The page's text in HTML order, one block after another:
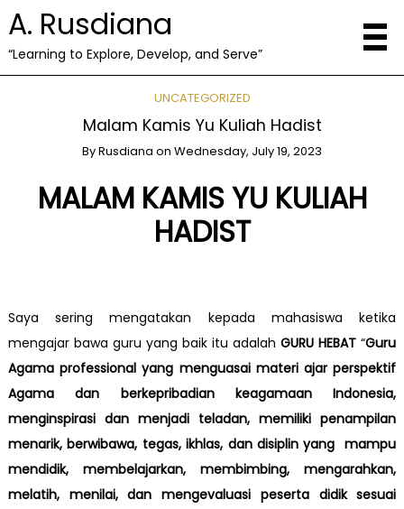
A. Rusdiana
“Learning to Explore, Develop, and Serve”
UNCATEGORIZED
Malam Kamis Yu Kuliah Hadist
ByRusdiana on Wednesday, July 19, 2023
MALAM KAMIS YU KULIAH
HADIST
Saya sering mengatakan kepada mahasiswa ketika
mengajar bawa guru yang baik itu adalahGURU HEBAT “Guru
Agama professional yang menguasai materi ajarperspektif
Agamadan berkepribadian keagamaan Indonesia,
menginspirasi dan menjadi teladan, memiliki penampilan
menarik, berwibawa, tegas, ikhlas, dan disiplin yang mampu
mendidik, membelajarkan, membimbing, mengarahkan,
melatih, menilai, dan mengevaluasi peserta didik sesuai